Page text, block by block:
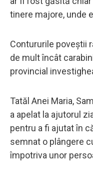
tinere majore, unde
Contururile poveștii
de mult încât
provincial
Tatăl Anei Maria,
a apelat la ajutorul
pentru a fi ajutat în
semnat o plângere
împotriva unor